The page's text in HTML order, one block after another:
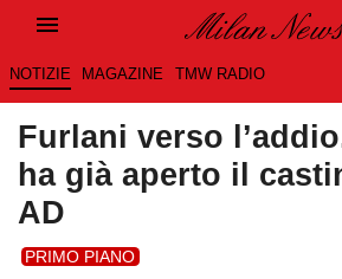
NOTIZIE MAGAZINE TMW RADIO
Furlani verso
ha già aperto il
AD
PRIMO PIANO